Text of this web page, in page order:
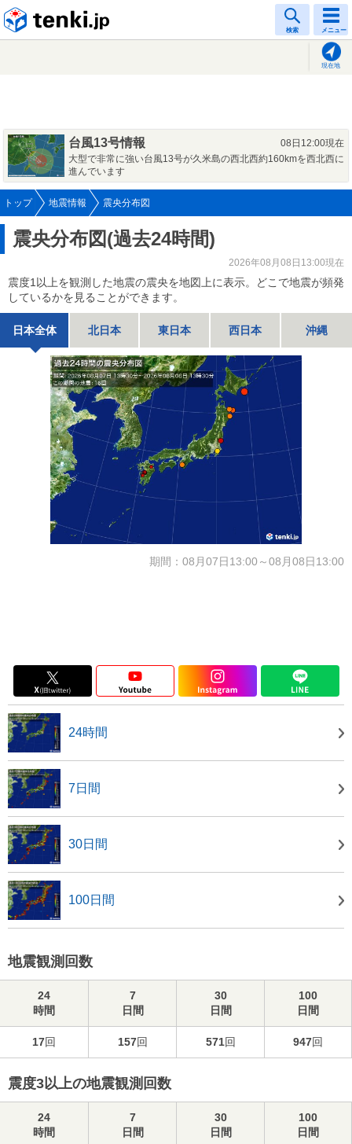
検索 メニュー
現在地
台風13号情報
08日12:00現在
大型で非常に強い台風13号が久米島の西北西約160kmを西北西に
進んでいます
トップ 地震情報 震央分布図
震央分布図(過去24時間)
2026年08月08日13:00現在
震度1以上を観測した地震の震央を地図上に表示。どこで地震が頻発
しているかを見ることができます。
日本全体 北日本 東日本 西日本 沖縄
期間：08月07日13:00～08月08日13:00
24時間
7日間
30日間
100日間
地震観測回数
24
時間
7
日間
30
日間
100
日間
17回 157回 571回 947回
震度3以上の地震観測回数
24
時間
7
日間
30
日間
100
日間